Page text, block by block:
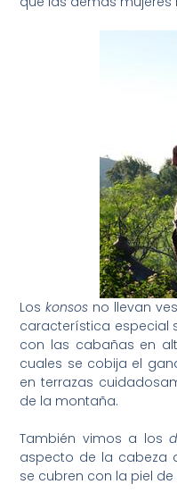
Loskonsos no llevan
característica especial
con las cabañas en
cuales se cobija el
en terrazas
de la montaña.
También vimos a los
aspecto de la cabeza
se cubren con la piel